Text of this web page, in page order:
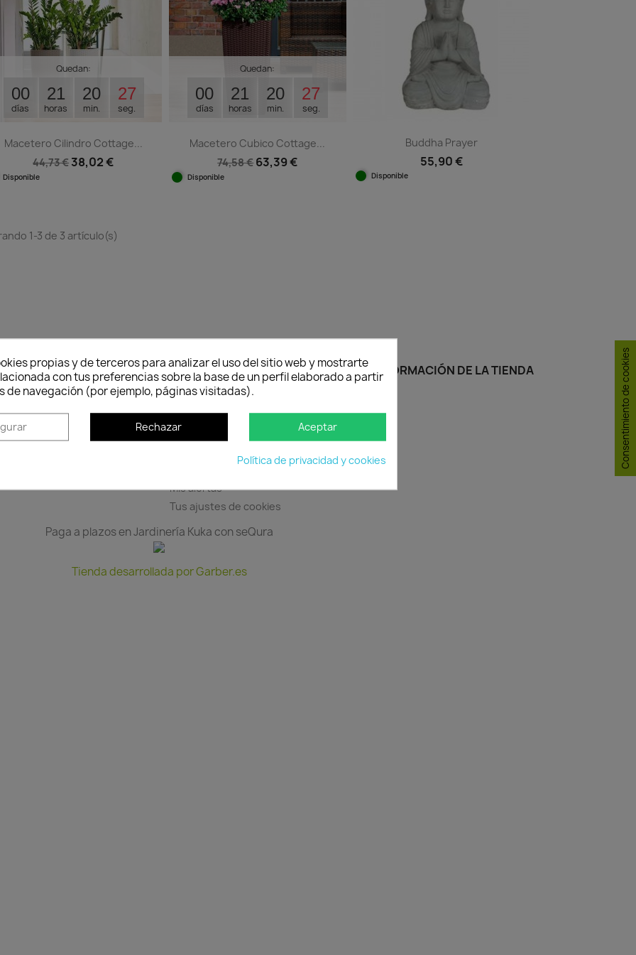
Quedan:
00
días
21
horas
20
min.
26
seg.
Macetero Cilindro Cottage...
44,73 € 38,02 €
Disponible
Quedan:
00
días
21
horas
20
min.
26
seg.
Macetero Cubico Cottage...
74,58 € 63,39 €
Disponible
Buddha Prayer
55,90 €
Disponible
1-3 de 3 artículo(s)
EMPRESA
devoluciones
y condiciones
SU CUENTA
Información personal
Pedidos
Facturas por abono
Mis alertas
Tus ajustes de cookies
INFORMACIÓN DE LA TIENDA
Paga a plazos en Jardinería Kuka con seQura
Tienda desarrollada por Garber.es
propias y de terceros para analizar el uso del sitio web y mostrarte
con tus preferencias sobre la base de un perfil elaborado a partir
de navegación (por ejemplo, páginas visitadas).
Rechazar Aceptar
Política de privacidad y cookies Consentimiento de cookies